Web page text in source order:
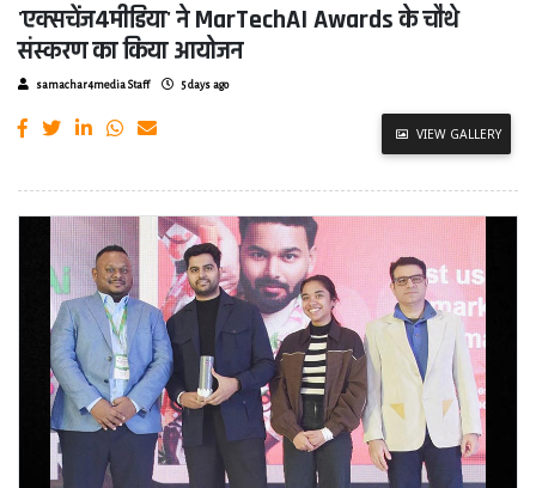
'एक्सचेंज4मीडिया' ने MarTechAI Awards के चौथे
संस्करण का किया आयोजन
samachar4media Staff 5 days ago
VIEW GALLERY